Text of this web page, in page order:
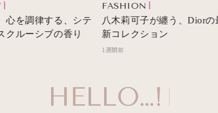
HELLO…!
を調律する、シテ
ルーシブの香り
FASHION
八木莉可子が纏う、Diorの
新コレクション
1週間前